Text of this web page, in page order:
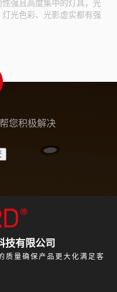
强且高度集中的灯具，光
光色彩、光影虚实都有强
您积极解决
技有限公司
质量确保产品更大化满足客